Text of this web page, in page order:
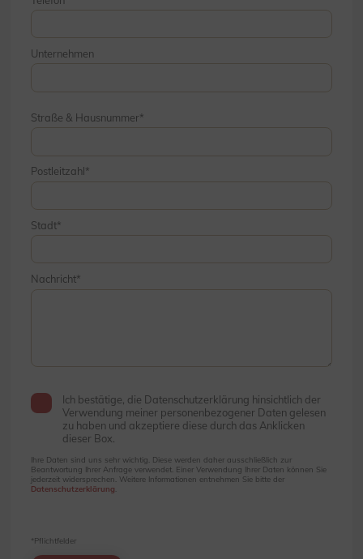
Unternehmen
Straße & Hausnummer
Postleitzahl
Stadt
Nachricht
Ich bestätige, die Datenschutzerklärung hinsichtlich der
Verwendung meiner personenbezogener Daten gelesen
zu haben und akzeptiere diese durch das Anklicken
dieser Box.
Ihre Daten sind uns sehr wichtig. Diese werden daher ausschließlich zur
Beantwortung Ihrer Anfrage verwendet. Einer Verwendung Ihrer Daten können Sie
jederzeit widersprechen. Weitere Informationen entnehmen Sie bitte der
Datenschutzerklärung
*Pflichtfelder